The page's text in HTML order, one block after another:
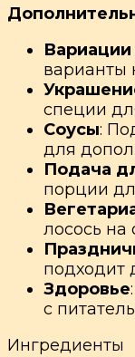
варианты
специи
Соусы:
для
Подача
порции
лосось
подходит
Здоровье
с
Ингредиенты